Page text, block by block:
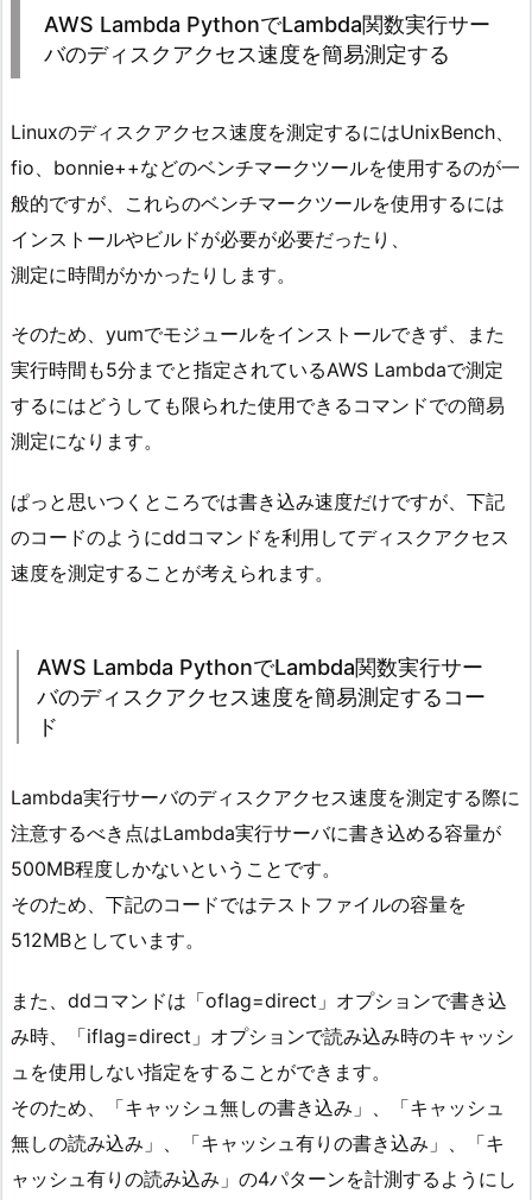
AWS Lambda PythonでLambda関数実行サー
バのディスクアクセス速度を簡易測定する
Linuxのディスクアクセス速度を測定するにはUnixBench、
fio、bonnie++などのベンチマークツールを使用するのが一
般的ですが、これらのベンチマークツールを使用するには
インストールやビルドが必要が必要だったり、
測定に時間がかかったりします。
そのため、yumでモジュールをインストールできず、また
実行時間も5分までと指定されているAWS Lambdaで測定
するにはどうしても限られた使用できるコマンドでの簡易
測定になります。
ぱっと思いつくところでは書き込み速度だけですが、下記
のコードのようにddコマンドを利用してディスクアクセス
速度を測定することが考えられます。
AWS Lambda PythonでLambda関数実行サー
バのディスクアクセス速度を簡易測定するコー
ド
Lambda実行サーバのディスクアクセス速度を測定する際に
注意するべき点はLambda実行サーバに書き込める容量が
500MB程度しかないということです。
そのため、下記のコードではテストファイルの容量を
512MBとしています。
また、ddコマンドは「oflag=direct」オプションで書き込
み時、「iflag=direct」オプションで読み込み時のキャッシ
ュを使用しない指定をすることができます。
そのため、「キャッシュ無しの書き込み」、「キャッシュ
無しの読み込み」、「キャッシュ有りの書き込み」、「キ
ャッシュ有りの読み込み」の4パターンを計測するようにし